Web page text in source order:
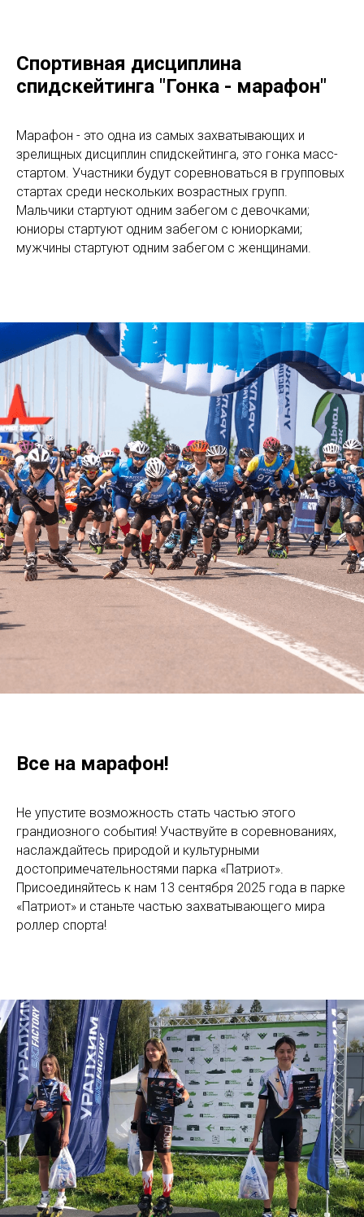
Спортивная дисциплина
спидскейтинга "Гонка - марафон"
Марафон - это одна из самых захватывающих и
зрелищных дисциплин спидскейтинга, это гонка масс-
стартом. Участники будут соревноваться в групповых
стартах среди нескольких возрастных групп.
Мальчики стартуют одним забегом с девочками;
юниоры стартуют одним забегом с юниорками;
мужчины стартуют одним забегом с женщинами.
Все на марафон!
Не упустите возможность стать частью этого
грандиозного события! Участвуйте в соревнованиях,
наслаждайтесь природой и культурными
достопримечательностями парка «Патриот».
Присоединяйтесь к нам 13 сентября 2025 года в парке
«Патриот» и станьте частью захватывающего мира
роллер спорта!